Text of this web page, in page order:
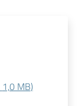
1,0 MB)